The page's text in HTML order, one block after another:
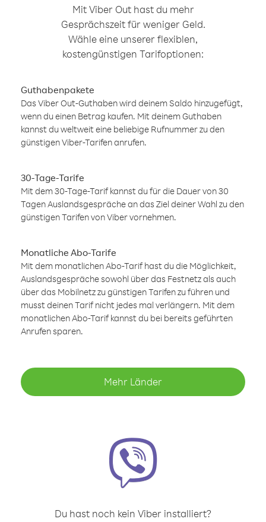
Mit Viber Out hast du mehr
Gesprächszeit für weniger Geld.
Wähle eine unserer flexiblen,
kostengünstigen Tarifoptionen:
Guthabenpakete
Das Viber Out-Guthaben wird deinem Saldo hinzugefügt,
wenn du einen Betrag kaufen. Mit deinem Guthaben
kannst du weltweit eine beliebige Rufnummer zu den
günstigen Viber-Tarifen anrufen.
30-Tage-Tarife
Mit dem 30-Tage-Tarif kannst du für die Dauer von 30
Tagen Auslandsgespräche an das Ziel deiner Wahl zu den
günstigen Tarifen von Viber vornehmen.
Monatliche Abo-Tarife
Mit dem monatlichen Abo-Tarif hast du die Möglichkeit,
Auslandsgespräche sowohl über das Festnetz als auch
über das Mobilnetz zu günstigen Tarifen zu führen und
musst deinen Tarif nicht jedes mal verlängern. Mit dem
monatlichen Abo-Tarif kannst du bei bereits geführten
Anrufen sparen.
Mehr Länder
Du hast noch kein Viber installiert?